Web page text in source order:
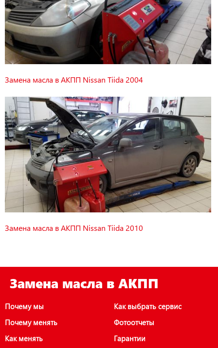
Замена масла в АКПП Nissan Tiida 2004
Замена масла в АКПП Nissan Tiida 2010
Замена масла в АКПП
Почему мы
Почему менять
Как менять
Как выбрать сервис
Фотоотчеты
Гарантии